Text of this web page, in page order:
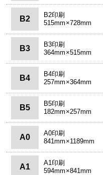
B2
B2印刷
515mm×728mm
B3
B3印刷
364mm×515mm
B4
B4印刷
257mm×364mm
B5
B5印刷
182mm×257mm
A0
A0印刷
841mm×1189mm
A1
A1印刷
594mm×841mm